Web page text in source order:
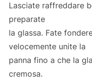
Lasciate raffreddare
preparate
la glassa. Fate
velocemente unite la
panna fino a che la
cremosa.